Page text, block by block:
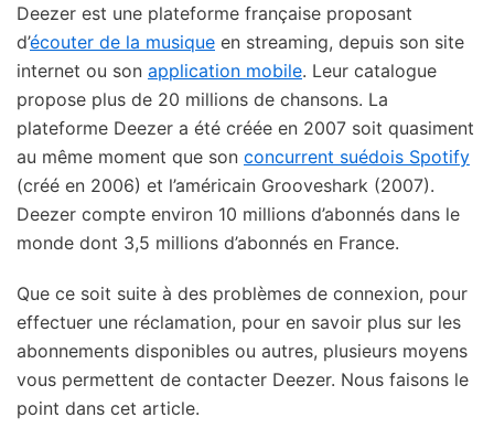
Deezer est une plateforme française proposant
d’écouter de la musique en streaming, depuis son site
internet ou son application mobile. Leur catalogue
propose plus de 20 millions de chansons. La
plateforme Deezer a été créée en 2007 soit quasiment
au même moment que son concurrent suédois Spotify
(créé en 2006) et l’américain Grooveshark (2007).
Deezer compte environ 10 millions d’abonnés dans le
monde dont 3,5 millions d’abonnés en France.
Que ce soit suite à des problèmes de connexion, pour
effectuer une réclamation, pour en savoir plus sur les
abonnements disponibles ou autres, plusieurs moyens
vous permettent de contacter Deezer. Nous faisons le
point dans cet article.